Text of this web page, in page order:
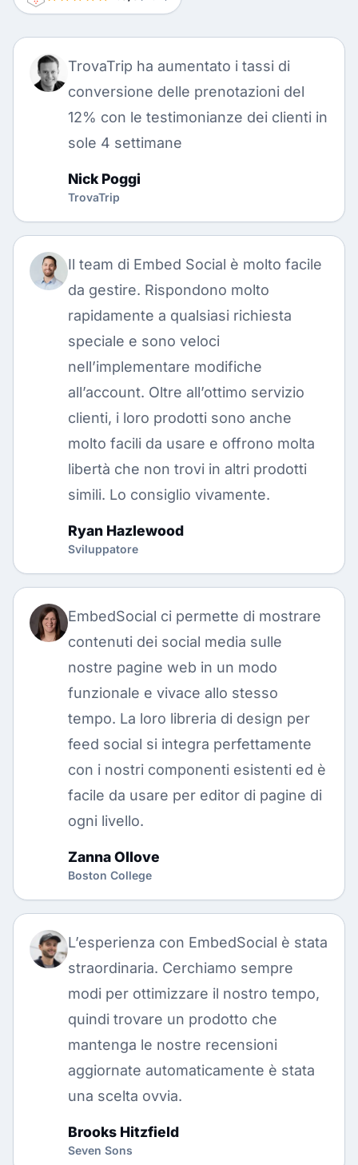
TrovaTrip ha aumentato i tassi di
conversione delle prenotazioni del
12% con le testimonianze dei clienti in
sole 4 settimane
Nick Poggi
TrovaTrip
Il team di Embed Social è molto facile
da gestire. Rispondono molto
rapidamente a qualsiasi richiesta
speciale e sono veloci
nell’implementare modifiche
all’account. Oltre all’ottimo servizio
clienti, i loro prodotti sono anche
molto facili da usare e offrono molta
libertà che non trovi in altri prodotti
simili. Lo consiglio vivamente.
Ryan Hazlewood
Sviluppatore
EmbedSocial ci permette di mostrare
contenuti dei social media sulle
nostre pagine web in un modo
funzionale e vivace allo stesso
tempo. La loro libreria di design per
feed social si integra perfettamente
con i nostri componenti esistenti ed è
facile da usare per editor di pagine di
ogni livello.
Zanna Ollove
Boston College
L’esperienza con EmbedSocial è stata
straordinaria. Cerchiamo sempre
modi per ottimizzare il nostro tempo,
quindi trovare un prodotto che
mantenga le nostre recensioni
aggiornate automaticamente è stata
una scelta ovvia.
Brooks Hitzfield
Seven Sons